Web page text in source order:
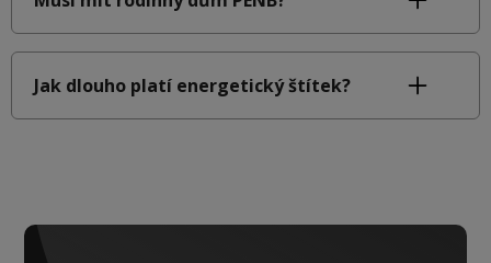
Jak dlouho platí energetický štítek?